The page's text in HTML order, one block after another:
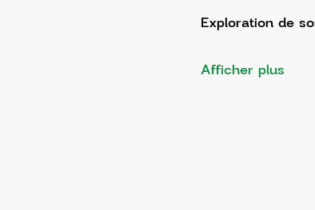
Exploration de
Afficher plus